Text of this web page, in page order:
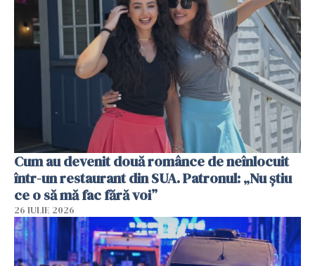
Cum au devenit două românce de neînlocuit
într-un restaurant din SUA. Patronul: „Nu știu
ce o să mă fac fără voi”
26 IULIE 2026